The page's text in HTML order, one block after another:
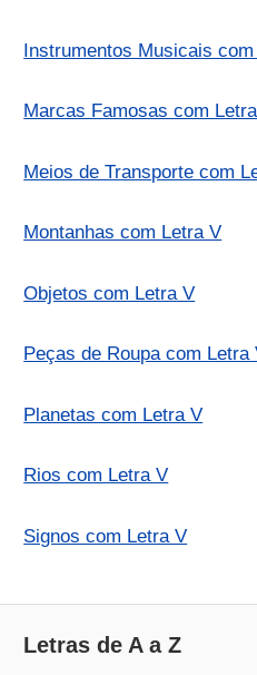
Instrumentos Musicais
Marcas Famosas com
Meios de Transporte com
Montanhas com Letra V
Objetos com Letra V
Peças de Roupa com Letra
Planetas com Letra V
Rios com Letra V
Signos com Letra V
Letras de A a Z